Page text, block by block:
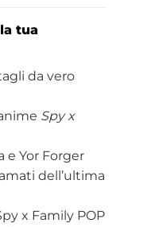
tua
da vero
Spy x
e Yor Forger
dell’ultima
x Family POP